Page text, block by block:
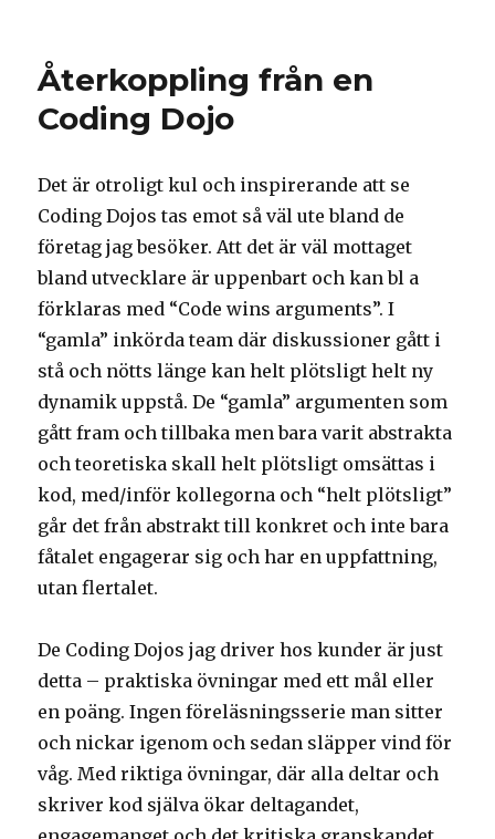
Återkoppling från en
Coding Dojo
Det är otroligt kul och inspirerande att se
Coding Dojos tas emot så väl ute bland de
företag jag besöker. Att det är väl mottaget
bland utvecklare är uppenbart och kan bl a
förklaras med “Code wins arguments”. I
“gamla” inkörda team där diskussioner gått i
stå och nötts länge kan helt plötsligt helt ny
dynamik uppstå. De “gamla” argumenten som
gått fram och tillbaka men bara varit abstrakta
och teoretiska skall helt plötsligt omsättas i
kod, med/inför kollegorna och “helt plötsligt”
går det från abstrakt till konkret och inte bara
fåtalet engagerar sig och har en uppfattning,
utan flertalet.
De Coding Dojos jag driver hos kunder är just
detta – praktiska övningar med ett mål eller
en poäng. Ingen föreläsningsserie man sitter
och nickar igenom och sedan släpper vind för
våg. Med riktiga övningar, där alla deltar och
skriver kod själva ökar deltagandet,